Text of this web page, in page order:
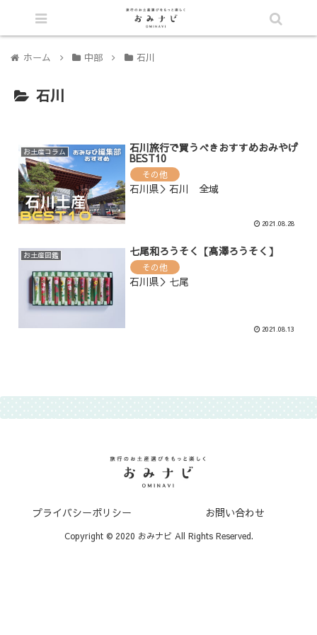
ホーム 中部 石川
石川
お土産コラム 石川旅行で買うべきおすすめおみやげ
BEST10
その他
石川県＞石川 全域
2021.08.28
お土産図鑑 七尾和ろうそく【高澤ろうそく】
その他
石川県＞七尾
2021.08.13
プライバシーポリシー お問い合わせ
Copyright © 2020 おみナビ All Rights Reserved.
シェア